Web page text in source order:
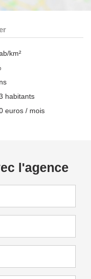
km²
habitants
euros / mois
l'agence